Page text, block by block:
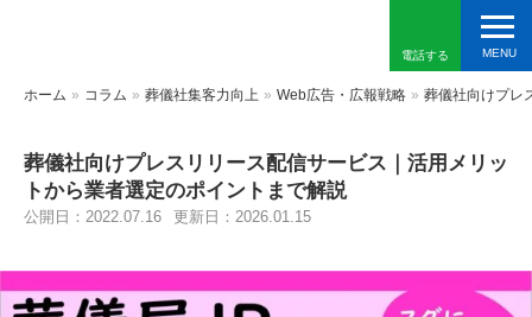
電話する
ホーム » コラム » 葬儀社集客力向上 » Web広告・広報戦略 » 葬儀社向けプレ
葬儀社向けプレスリリース配信サービス｜活用メリッ
トから業者選定のポイントまで解説
公開日：2022.07.16 更新日：2026.01.15